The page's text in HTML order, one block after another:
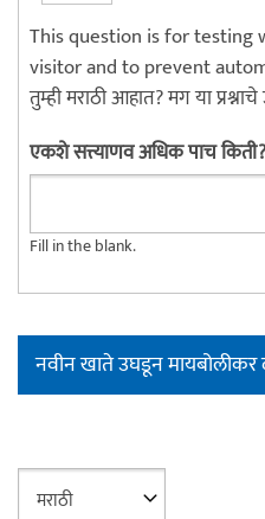
This question is for testing
visitor and to prevent
तुम्ही मराठी आहात? मग या
एकशे सत्त्याणव अधिक पाच
Fill in the blank.